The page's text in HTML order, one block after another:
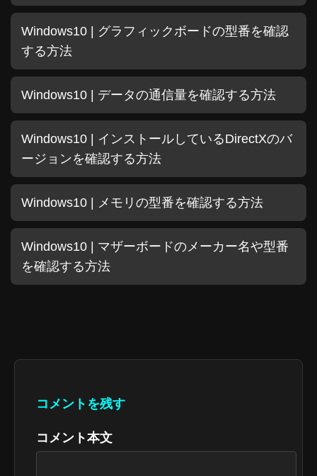
Windows10 | グラフィックボードの型番を確認
する方法
Windows10 | データの通信量を確認する方法
Windows10 | インストールしているDirectXのバ
ージョンを確認する方法
Windows10 | メモリの型番を確認する方法
Windows10 | マザーボードのメーカー名や型番
を確認する方法
コメントを残す
コメント本文